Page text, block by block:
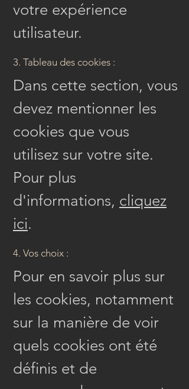
votre expérience
utilisateur.
3. Tableau des cookies :
Dans cette section, vous
devez mentionner les
cookies que vous
utilisez sur votre site.
Pour plus
d'informations, cliquez
ici.
4. Vos choix :
Pour en savoir plus sur
les cookies, notamment
sur la manière de voir
quels cookies ont été
définis et de